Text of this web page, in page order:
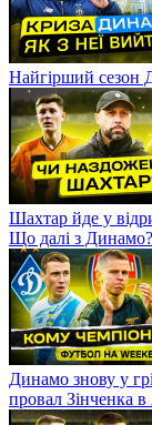
Найгірший
Шахтар йде у
Що далі з Динамо?
Динамо знову у
провал Зінченка